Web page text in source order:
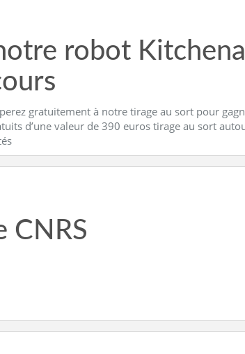
robot
gratuitement à notre tirage au sort pour
d’une valeur de 390 euros tirage au sort
CNRS